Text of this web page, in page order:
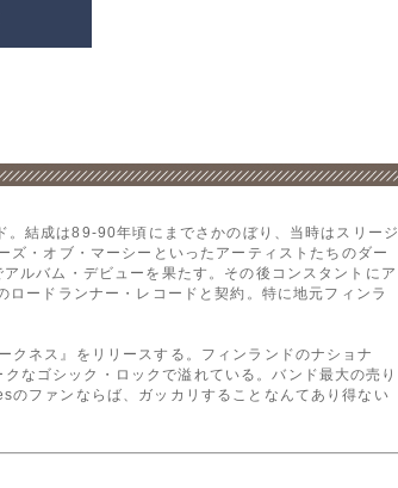
結成は89-90年頃にまでさかのぼり、当時はスリージ
・オブ・マーシーといったアーティストたちのダー
ルバム・デビューを果たす。その後コンスタントにア
ードランナー・レコードと契約。特に地元フィンラ
ネス』をリリースする。フィンランドのナショナ
なゴシック・ロックで溢れている。バンド最大の売り
ファンならば、ガッカリすることなんてあり得ない